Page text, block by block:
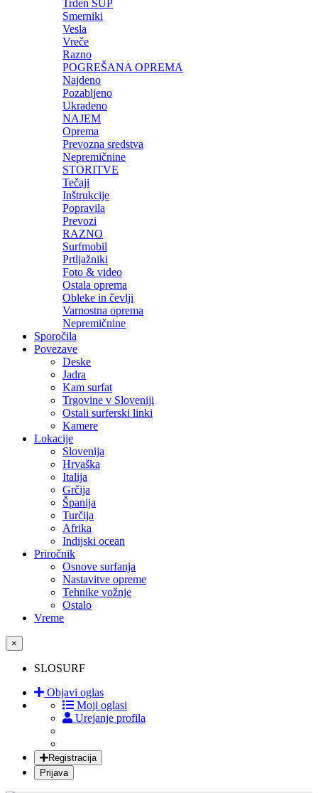
Trden SUP
Smerniki
Vesla
Vreče
Razno
POGREŠANA OPREMA
Najdeno
Pozabljeno
Ukradeno
NAJEM
Oprema
Prevozna sredstva
Nepremičnine
STORITVE
Tečaji
Inštrukcije
Popravila
Prevozi
RAZNO
Surfmobil
Prtljažniki
Foto & video
Ostala oprema
Obleke in čevlji
Varnostna oprema
Nepremičnine
Sporočila
Povezave
Deske
Jadra
Kam surfat
Trgovine v Sloveniji
Ostali surferski linki
Kamere
Lokacije
Slovenija
Hrvaška
Italija
Grčija
Španija
Turčija
Afrika
Indijski ocean
Priročnik
Osnove surfanja
Nastavitve opreme
Tehnike vožnje
Ostalo
Vreme
×
SLOSURF
Objavi oglas
Moji oglasi
Urejanje profila
Registracija
Prijava